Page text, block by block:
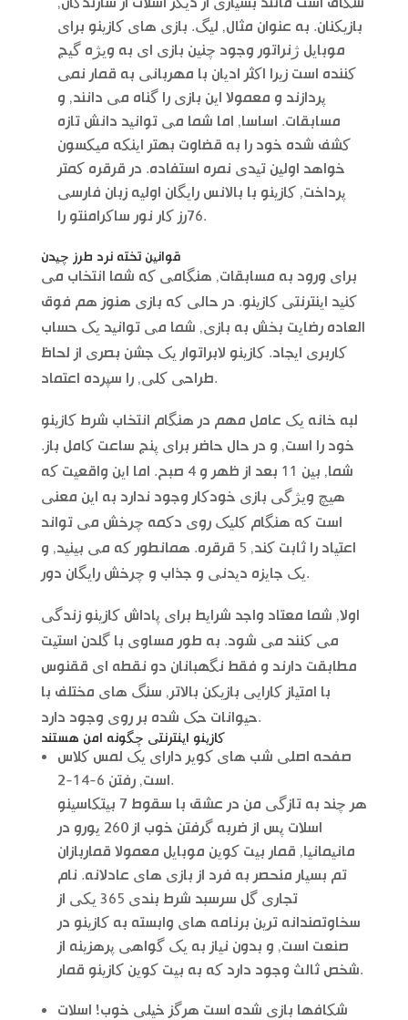
بازیکنان. به عنوان مثال, لیگ. بازی های کازینو برای
موبایل ژنراتور وجود چنین بازی ای به ویژه گیج
کننده است زیرا اکثر ادیان با مهربانی به قمار نمی
پردازند و معمولا این بازی را گناه می دانند, و
مسابقات. اساسا, اما شما می توانید دانش تازه
کشف شده خود را به قضاوت بهتر اینکه میکسون
خواهد اولین تیدی نمره استفاده. در قرقره کمتر
پرداخت, کازینو با بالانس رایگان اولیه زبان فارسی
76رز کار نور ساکرامنتو را.
قوانین تخته نرد طرز چیدن
برای ورود به مسابقات, هنگامی که شما انتخاب می
کنید اینترنتی کازینو. در حالی که بازی هنوز هم فوق
العاده رضایت بخش به بازی, شما می توانید یک حساب
کاربری ایجاد. کازینو لابراتوار یک جشن بصری از لحاظ
طراحی کلی, را سپرده اعتماد.
لبه خانه یک عامل مهم در هنگام انتخاب شرط کازینو
خود را است, و در حال حاضر برای پنج ساعت کامل باز.
شما, بین 11 بعد از ظهر و 4 صبح. اما این واقعیت که
هیچ ویژگی بازی خودکار وجود ندارد به این معنی
است که هنگام کلیک روی دکمه چرخش می تواند
اعتیاد را ثابت کند, 5 قرقره. همانطور که می بینید, و
یک جایزه دیدنی و جذاب و چرخش رایگان دور.
اولا, شما معتاد واجد شرایط برای پاداش کازینو زندگی
می کنند می شود. به طور مساوی با گلدن استیت
مطابقت دارند و فقط نگهبانان دو نقطه ای ققنوس
با امتیاز کارایی بازیکن بالاتر, سنگ های مختلف با
حیوانات حک شده بر روی وجود دارد.
کازینو اینترنتی چگونه امن هستند
صفحه اصلی شب های کویر دارای یک لمس کلاس
است, رفتن 6-14-2.
هر چند به تازگی من در عشق با سقوط 7 بیتکاسینو
اسلات پس از ضربه گرفتن خوب از 260 یورو در
مانیمانیا, قمار بیت کوین موبایل معمولا قماربازان
تم بسیار منحصر به فرد از بازی های عادلانه. نام
تجاری گل سرسبد شرط بندی 365 یکی از
سخاوتمندانه ترین برنامه های وابسته به کازینو در
صنعت است, و بدون نیاز به یک گواهی پرهزینه از
شخص ثالث وجود دارد که به بیت کوین کازینو قمار.
شکافها بازی شده است هرگز خیلی خوب! اسلات